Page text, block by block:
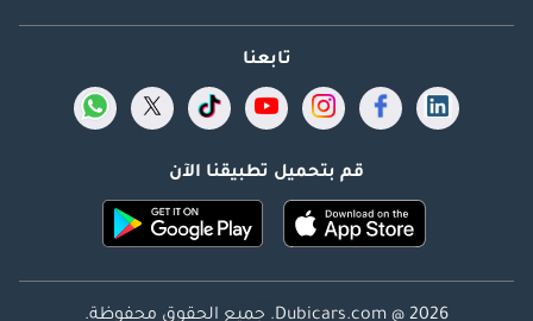
تابعنا
قم بتحميل تطبيقنا الآن
Dubicars.com @ 2026. جميع الحقوق محفوظة.